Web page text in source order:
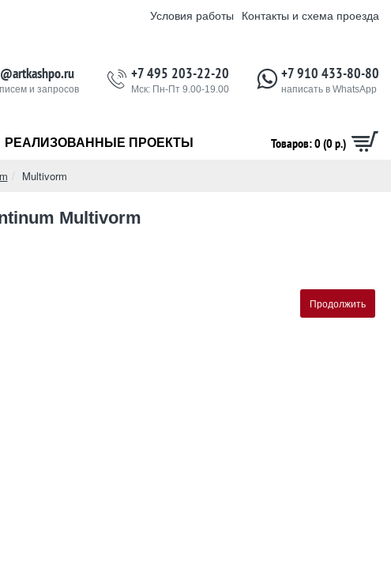
Условия работы Контакты и схема проезда
и запросов
+7 495 203-22-20
Мск: Пн-Пт 9.00-19.00
+7 910 433-80-80
написать в WhatsApp
РЕАЛИЗОВАННЫЕ ПРОЕКТЫ Товаров: 0 (0 р.)
Multivorm
Multivorm
Продолжить